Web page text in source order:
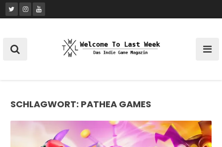
Skip
to
SCHLAGWORT: PATHEA GAMES